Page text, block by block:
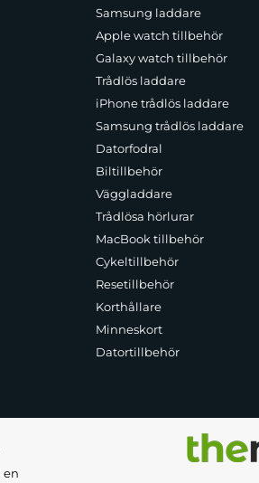
Samsung laddare
Apple watch tillbehör
Galaxy watch tillbehör
Trådlös laddare
iPhone trådlös laddare
Samsung trådlös laddare
Datorfodral
Biltillbehör
Väggladdare
Trådlösa hörlurar
MacBook tillbehör
Cykeltillbehör
Resetillbehör
Korthållare
Minneskort
Datortillbehör
en